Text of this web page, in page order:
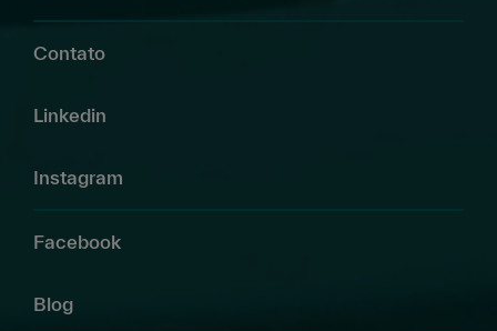
Contato
Linkedin
Instagram
Facebook
Blog